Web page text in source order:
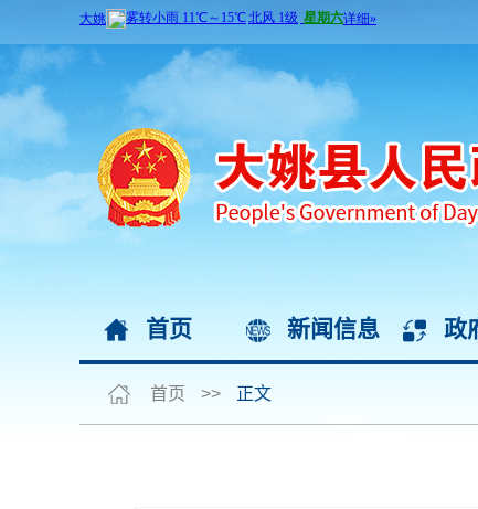
首页 新闻信息 政
首页 >> 正文